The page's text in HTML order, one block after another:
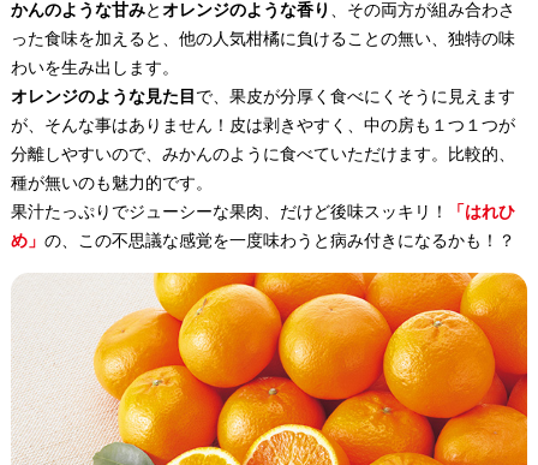
かんのような甘みと オレンジのような香り 、その両方が組み合わさ
った食味を加えると、他の人気柑橘に負けることの無い、独特の味
わいを生み出します。
オレンジのような見た目 で、果皮が分厚く食べにくそうに見えます
が、そんな事はありません！皮は剥きやすく、中の房も１つ１つが
分離しやすいので、みかんのように食べていただけます。比較的、
種が無いのも魅力的です。
果汁たっぷりでジューシーな果肉、だけど後味スッキリ！
「はれひ
め」 の、この不思議な感覚を一度味わうと病み付きになるかも！？